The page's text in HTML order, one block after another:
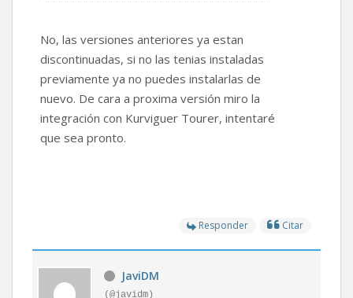
No, las versiones anteriores ya estan
discontinuadas, si no las tenias instaladas
previamente ya no puedes instalarlas de
nuevo. De cara a proxima versión miro la
integración con Kurviguer Tourer, intentaré
que sea pronto.
Responder Citar
JaviDM
(@javidm)